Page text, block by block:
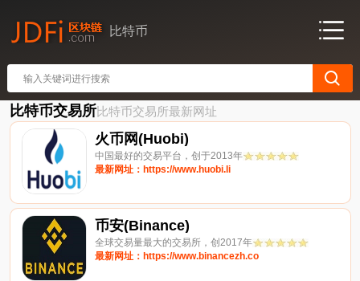
比特币
比特币交易所比特币交易所最新网址
火币网(Huobi)
中国最好的交易平台，创于2013年
最新网址：https://www.huobi.li
币安(Binance)
全球交易量最大的交易所，创2017年
最新网址：https://www.binancezh.co